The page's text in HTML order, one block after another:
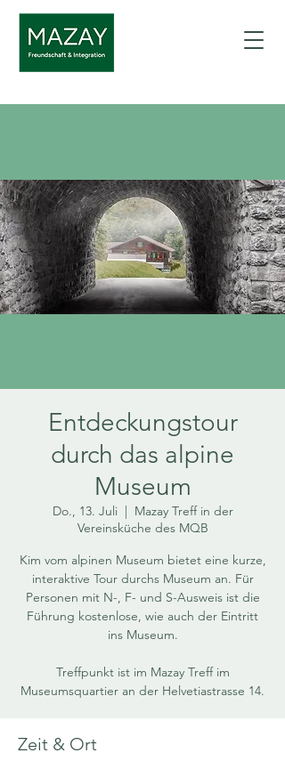
Entdeckungstour
durch das alpine
Museum
Do., 13. Juli
  |
Mazay Treff in der
Vereinsküche des MQB
Kim vom alpinen Museum bietet eine kurze,
interaktive Tour durchs Museum an. Für
Personen mit N-, F- und S-Ausweis ist die
Führung kostenlose, wie auch der Eintritt
ins Museum.
Treffpunkt ist im Mazay Treff im
Museumsquartier an der Helvetiastrasse 14.
Zeit & Ort